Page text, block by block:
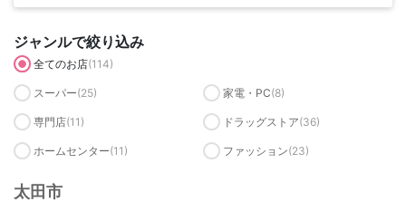
ジャンルで絞り込み
全てのお店(114)
スーパー(25) 家電・PC(8)
専門店(11) ドラッグストア(36)
ホームセンター(11) ファッション(23)
太田市